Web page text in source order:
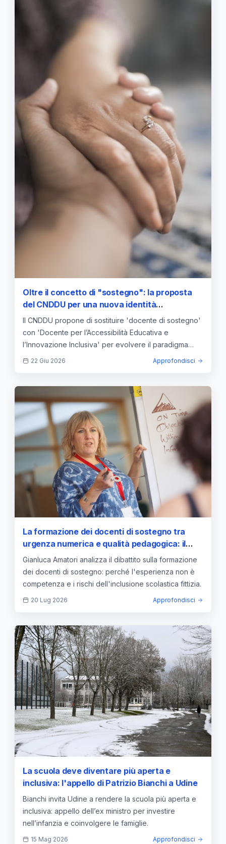
Oltre il concetto di "sostegno": la proposta
del CNDDU per una nuova identità
professionale nell'inclusione scolastica
Il CNDDU propone di sostituire 'docente di sostegno'
con 'Docente per l’Accessibilità Educativa e
l’Innovazione Inclusiva' per evolvere il paradigma
dell'inclusione.
22 Giu 2026 Approfondisci
La formazione dei docenti di sostegno tra
urgenza numerica e qualità pedagogica: il
rischio dell'inclusione fittizia
Gianluca Amatori analizza il dibattito sulla formazione
dei docenti di sostegno: perché l'esperienza non è
competenza e i rischi dell'inclusione scolastica fittizia.
20 Lug 2026 Approfondisci
La scuola deve diventare più aperta e
inclusiva: l'appello di Patrizio Bianchi a Udine
Bianchi invita Udine a rendere la scuola più aperta e
inclusiva: appello dell’ex ministro per investire
nell’infanzia e coinvolgere le famiglie.
15 Mag 2026 Approfondisci